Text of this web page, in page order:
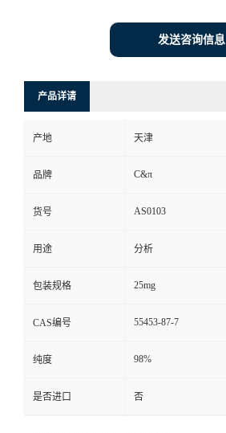
发送咨询信息
产品详请
产地 天津
品牌 C&π
货号 AS0103
用途 分析
包装规格 25mg
CAS编号 55453-87-7
纯度 98%
是否进口 否